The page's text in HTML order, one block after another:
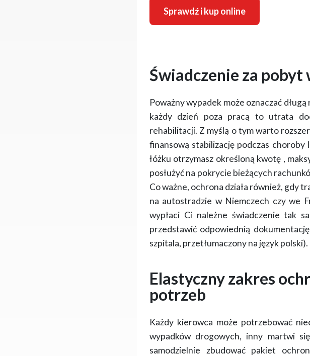
Sprawdź i kup online
Świadczenie za pobyt
Poważny wypadek może oznaczać
każdy dzień poza pracą to utrata
rehabilitacji. Z myślą o tym warto
finansową stabilizację podczas
łóżku otrzymasz określoną kwotę ,
posłużyć na pokrycie bieżących
Co ważne, ochrona działa również, gdy
na autostradzie w Niemczech czy we
wypłaci Ci należne świadczenie tak
przedstawić odpowiednią
szpitala, przetłumaczony na język polski).
Elastyczny zakres
potrzeb
Każdy kierowca może potrzebować
wypadków drogowych, inny martwi
samodzielnie zbudować pakiet